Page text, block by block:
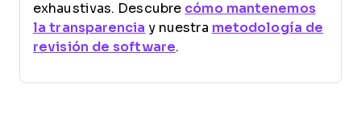
exhaustivas. Descubre cómo mantenemos
la transparencia y nuestra metodología de
revisión de software.